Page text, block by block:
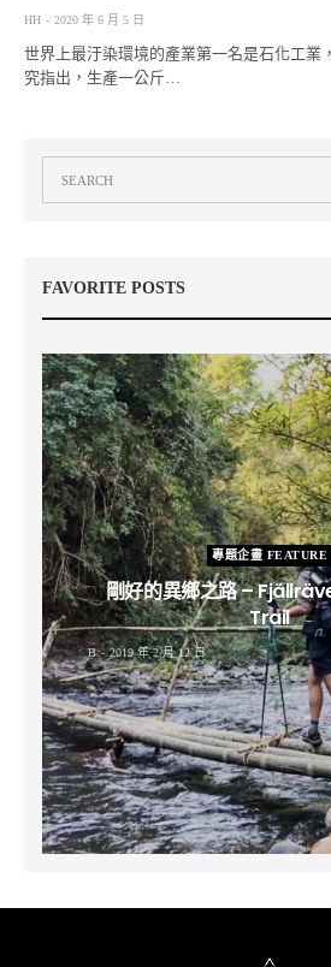
HH 2020 年 6 月 5 日
世界上最汙染環境的產業第一名是石化工業
究指出，生產一公斤…
FAVORITE POSTS
專題企畫 FEATURE
剛好的異鄉之路 –
Trail
B 2019 年 2 月 12 日